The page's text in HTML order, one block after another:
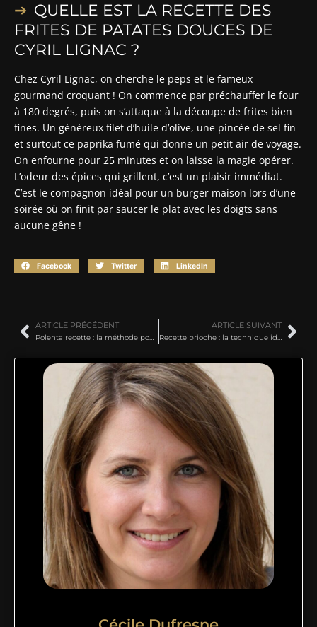
QUELLE EST LA RECETTE DES
FRITES DE PATATES DOUCES DE
CYRIL LIGNAC ?
Chez Cyril Lignac, on cherche le peps et le fameux
gourmand croquant ! On commence par préchauffer le four
à 180 degrés, puis on s’attaque à la découpe de frites bien
fines. Un généreux filet d’huile d’olive, une pincée de sel fin
et surtout ce paprika fumé qui donne un petit air de voyage.
On enfourne pour 25 minutes et on laisse la magie opérer.
L’odeur des épices qui grillent, c’est un plaisir immédiat.
C’est le compagnon idéal pour un burger maison lors d’une
soirée où on finit par saucer le plat avec les doigts sans
aucune gêne !
Facebook Twitter LinkedIn
ARTICLE PRÉCÉDENT ARTICLE SUIVANT